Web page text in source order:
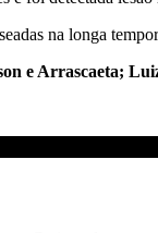
na longa
e Arrascaeta;